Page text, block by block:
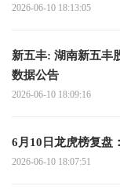
2026-06-10 18:13:05
新五丰: 湖南新五丰
数据公告
2026-06-10 18:09:16
6月10日龙虎榜复盘
2026-06-10 18:07:51